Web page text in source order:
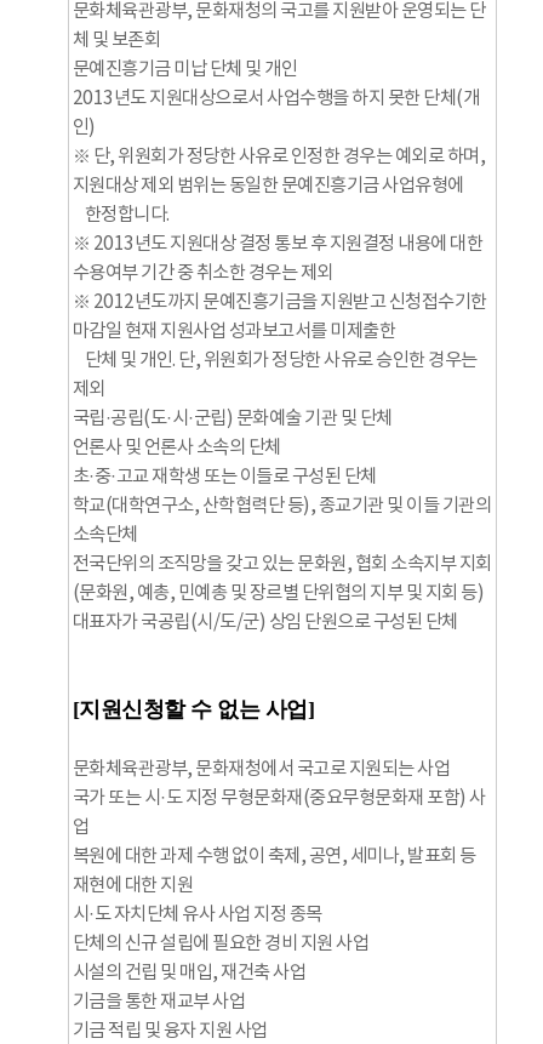
문화체육관광부, 문화재청의 국고를 지원받아 운영되는 단
체 및 보존회
문예진흥기금 미납 단체 및 개인
2013년도 지원대상으로서 사업수행을 하지 못한 단체(개
인)
※ 단, 위원회가 정당한 사유로 인정한 경우는 예외로 하며,
지원대상 제외 범위는 동일한 문예진흥기금 사업유형에
한정합니다.
※ 2013년도 지원대상 결정 통보 후 지원결정 내용에 대한
수용여부 기간 중 취소한 경우는 제외
※ 2012년도까지 문예진흥기금을 지원받고 신청접수기한
마감일 현재 지원사업 성과보고서를 미제출한
단체 및 개인. 단, 위원회가 정당한 사유로 승인한 경우는
제외
국립·공립(도·시·군립) 문화예술 기관 및 단체
언론사 및 언론사 소속의 단체
초·중·고교 재학생 또는 이들로 구성된 단체
학교(대학연구소, 산학협력단 등), 종교기관 및 이들 기관의
소속단체
전국단위의 조직망을 갖고 있는 문화원, 협회 소속지부 지회
(문화원, 예총, 민예총 및 장르별 단위협의 지부 및 지회 등)
대표자가 국공립(시/도/군) 상임 단원으로 구성된 단체
[지원신청할 수 없는 사업]
문화체육관광부, 문화재청에서 국고로 지원되는 사업
국가 또는 시·도 지정 무형문화재(중요무형문화재 포함) 사
업
복원에 대한 과제 수행 없이 축제, 공연, 세미나, 발표회 등
재현에 대한 지원
시·도 자치단체 유사 사업 지정 종목
단체의 신규 설립에 필요한 경비 지원 사업
시설의 건립 및 매입, 재건축 사업
기금을 통한 재교부 사업
기금 적립 및 융자 지원 사업